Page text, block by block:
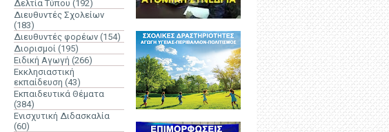
Δελτία Τύπου (192)
Διευθυντές Σχολείων
(183)
Διευθυντές φορέων (154)
Διορισμοί (195)
Ειδική Αγωγή (266)
Εκκλησιαστική
εκπαίδευση (43)
Εκπαιδευτικά Θέματα
(384)
Ενισχυτική Διδασκαλία
(60)